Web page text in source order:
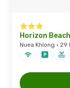
Horizon
Nuea Khlong ·